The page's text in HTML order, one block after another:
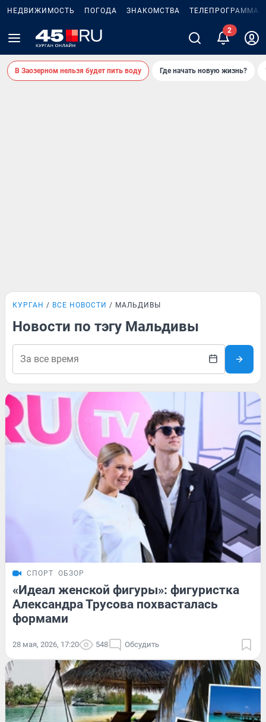
НЕДВИЖИМОСТЬ ПОГОДА ЗНАКОМСТВА ТЕЛЕПРОГРАММА
2
В Заозерном нельзя будет пить воду Где начать новую жизнь?
КУРГАН ВСЕ НОВОСТИ МАЛЬДИВЫ
Новости по тэгу Мальдивы
СПОРТ ОБЗОР
«Идеал женской фигуры»: фигуристка
Александра Трусова похвасталась
формами
28 мая, 2026, 17:20 548 Обсудить